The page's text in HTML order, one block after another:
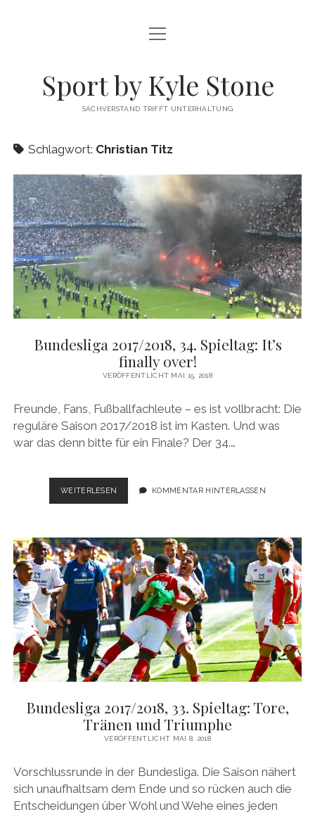
FUSSBALL
DATENSCHUTZ
Menü
öffnen
Sport by Kyle Stone
SACHVERSTAND TRIFFT UNTERHALTUNG
Schlagwort: Christian Titz
Bundesliga 2017/2018, 34. Spieltag: It’s
finally over!
VERÖFFENTLICHT MAI 15, 2018
Freunde, Fans, Fußballfachleute – es ist vollbracht: Die
reguläre Saison 2017/2018 ist im Kasten. Und was
war das denn bitte für ein Finale? Der 34.…
WEITERLESEN BUNDESLIGA
2017/2018,
IT’S
FINALLY
OVER!
KOMMENTAR HINTERLASSEN
Bundesliga 2017/2018, 33. Spieltag: Tore,
Tränen und Triumphe
VERÖFFENTLICHT MAI 8, 2018
Vorschlussrunde in der Bundesliga. Die Saison nähert
sich unaufhaltsam dem Ende und so rücken auch die
Entscheidungen über Wohl und Wehe eines jeden